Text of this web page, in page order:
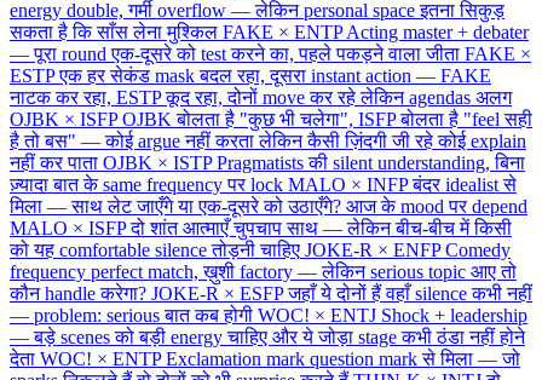
energy double, गर्मी overflow — लेकिन personal space इतना सिकुड़
सकता है कि साँस लेना मुश्किल FAKE × ENTP Acting master + debater
— पूरा round एक-दूसरे को test करने का, पहले पकड़ने वाला जीता FAKE ×
ESTP एक हर सेकंड mask बदल रहा, दूसरा instant action — FAKE
नाटक कर रहा, ESTP कूद रहा, दोनों move कर रहे लेकिन agendas अलग
OJBK × ISFP OJBK बोलता है "कुछ भी चलेगा", ISFP बोलता है "feel सही
है तो बस" — कोई argue नहीं करता लेकिन कैसी ज़िंदगी जी रहे कोई explain
नहीं कर पाता OJBK × ISTP Pragmatists की silent understanding, बिना
ज़्यादा बात के same frequency पर lock MALO × INFP बंदर idealist से
मिला — साथ लेट जाएँगे या एक-दूसरे को उठाएँगे? आज के mood पर depend
MALO × ISFP दो शांत आत्माएँ चुपचाप साथ — लेकिन बीच-बीच में किसी
को यह comfortable silence तोड़नी चाहिए JOKE-R × ENFP Comedy
frequency perfect match, ख़ुशी factory — लेकिन serious topic आए तो
कौन handle करेगा? JOKE-R × ESFP जहाँ ये दोनों हैं वहाँ silence कभी नहीं
— problem: serious बात कब होगी WOC! × ENTJ Shock + leadership
— बड़े scenes को बड़ी energy चाहिए और ये जोड़ा stage कभी ठंडा नहीं होने
देता WOC! × ENTP Exclamation mark question mark से मिला — जो